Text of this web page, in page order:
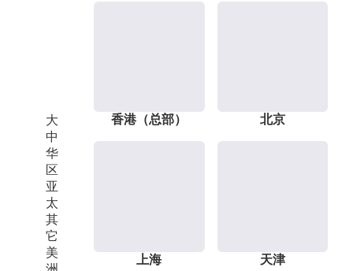
大
中
华
区
亚
太
其
它
美
香港（总部） 北京
上海 天津